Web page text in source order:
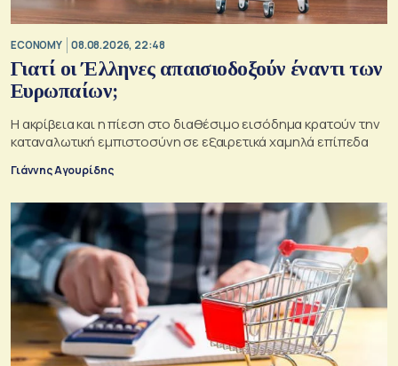
ECONOMY 08.08.2026, 22:48
Γιατί οι Έλληνες απαισιοδοξούν έναντι των
Ευρωπαίων;
Η ακρίβεια και η πίεση στο διαθέσιμο εισόδημα κρατούν την
καταναλωτική εμπιστοσύνη σε εξαιρετικά χαμηλά επίπεδα
Γιάννης Αγουρίδης